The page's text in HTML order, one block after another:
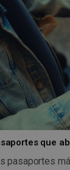
que
pasaportes